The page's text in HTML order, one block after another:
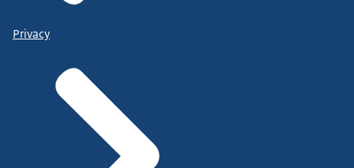
Privacy